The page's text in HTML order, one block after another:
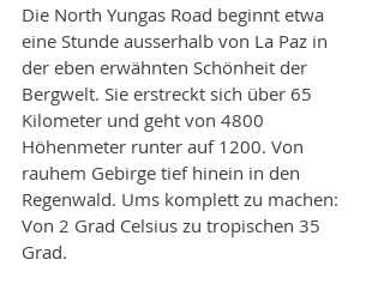
Die North Yungas Road beginnt etwa
eine Stunde ausserhalb von La Paz in
der eben erwähnten Schönheit der
Bergwelt. Sie erstreckt sich über 65
Kilometer und geht von 4800
Höhenmeter runter auf 1200. Von
rauhem Gebirge tief hinein in den
Regenwald. Ums komplett zu machen:
Von 2 Grad Celsius zu tropischen 35
Grad.